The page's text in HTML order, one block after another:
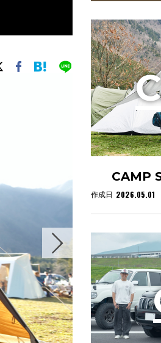
CAMP
作成日 2026.05.01
C